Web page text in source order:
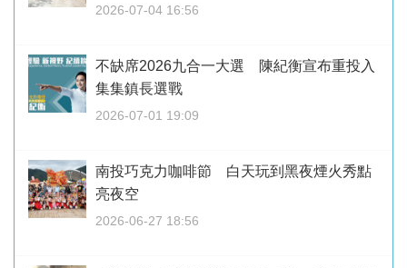
2026-07-04 16:56
不缺席2026九合一大選 陳紀衡宣布重投入
集集鎮長選戰
2026-07-01 19:09
南投巧克力咖啡節 白天玩到黑夜煙火秀點
亮夜空
2026-06-27 18:56